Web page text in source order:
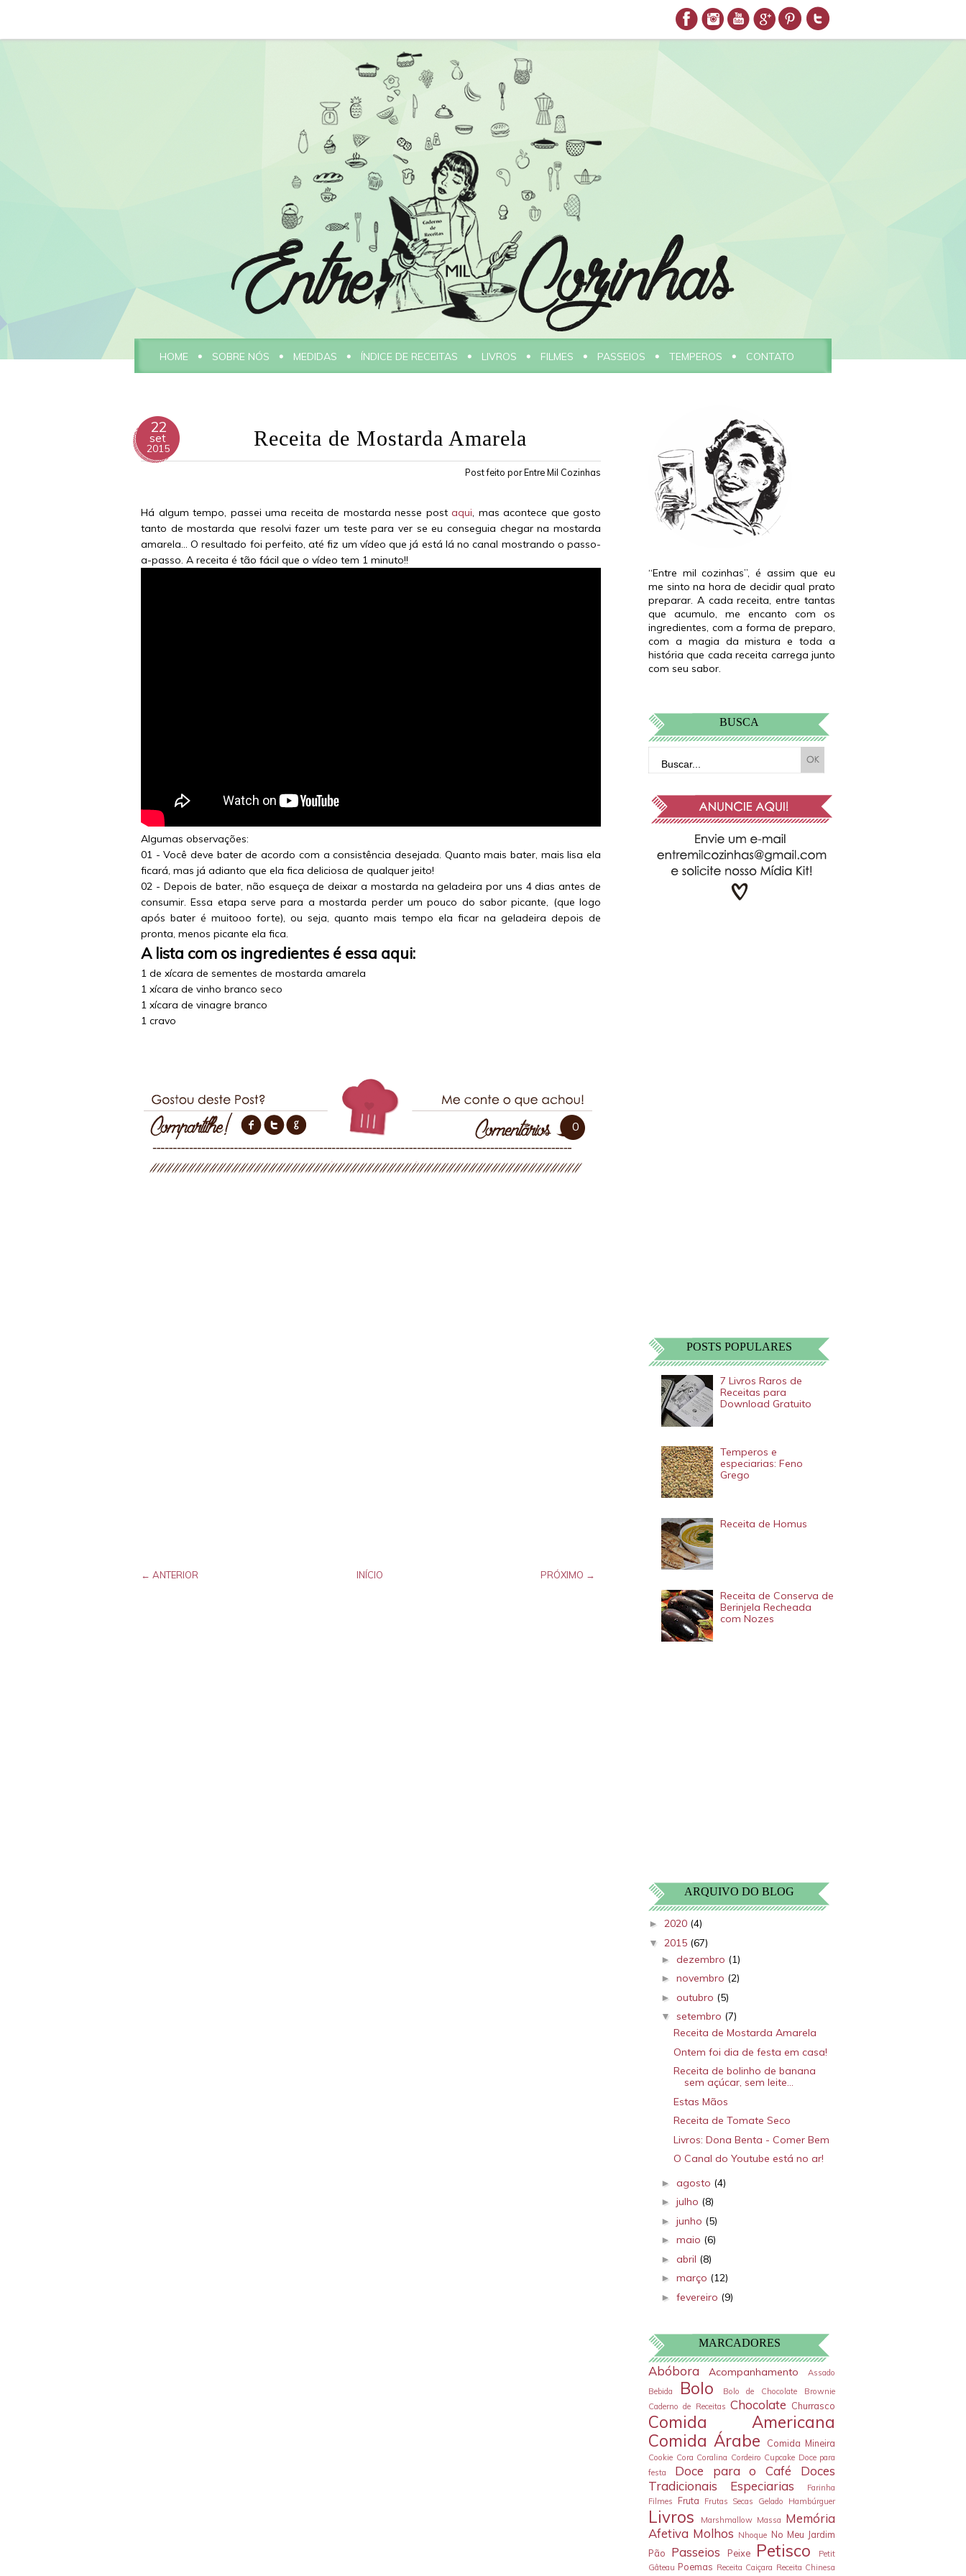
HOME SOBRE NÓS MEDIDAS ÍNDICE DE RECEITAS LIVROS FILMES PASSEIOS TEMPEROS CONTATO
22
set
2015 Receita de Mostarda Amarela
Post feito porEntre Mil Cozinhas
Há algum tempo, passei uma receita de mostarda nesse post aqui, mas acontece que gosto
tanto de mostarda que resolvi fazer um teste para ver se eu conseguia chegar na mostarda
amarela... O resultado foi perfeito, até fiz um vídeo que já está lá no canal mostrando o passo-
a-passo. A receita é tão fácil que o vídeo tem 1 minuto!!
Algumas observações:
01 - Você deve bater de acordo com a consistência desejada. Quanto mais bater, mais lisa ela
ficará, mas já adianto que ela fica deliciosa de qualquer jeito!
02 - Depois de bater, não esqueça de deixar a mostarda na geladeira por uns 4 dias antes de
consumir. Essa etapa serve para a mostarda perder um pouco do sabor picante, (que logo
após bater é muitooo forte), ou seja, quanto mais tempo ela ficar na geladeira depois de
pronta, menos picante ela fica.
A lista com os ingredientes é essa aqui:
1 de xícara de sementes de mostarda amarela
1 xícara de vinho branco seco
1 xícara de vinagre branco
1 cravo
0
← ANTERIOR PRÓXIMO →
INÍCIO
“Entre mil cozinhas”, é assim que eu
me sinto na hora de decidir qual prato
preparar. A cada receita, entre tantas
que acumulo, me encanto com os
ingredientes, com a forma de preparo,
com a magia da mistura e toda a
história que cada receita carrega junto
com seu sabor.
BUSCA
POSTS POPULARES
7 Livros Raros de
Receitas para
Download Gratuito
Temperos e
especiarias: Feno
Grego
Receita de Homus
Receita de Conserva de
Berinjela Recheada
com Nozes
ARQUIVO DO BLOG
► 2020 (4)
▼ 2015 (67)
► dezembro (1)
► novembro (2)
► outubro (5)
▼ setembro (7)
Receita de Mostarda Amarela
Ontem foi dia de festa em casa!
Receita de bolinho de banana
sem açúcar, sem leite...
Estas Mãos
Receita de Tomate Seco
Livros: Dona Benta - Comer Bem
O Canal do Youtube está no ar!
► agosto (4)
► julho (8)
► junho (5)
► maio (6)
► abril (8)
► março (12)
► fevereiro (9)
MARCADORES
Abóbora Acompanhamento
Assado
Bebida
Bolo Bolo de Chocolate
Brownie
Caderno de Receitas Chocolate Churrasco
Comida Americana
Comida Árabe
Comida Mineira
Cookie Cora Coralina Cordeiro Cupcake Doce para
festa
Doce para o Café
Doces
Tradicionais
Especiarias
Farinha
Filmes
Fruta Frutas Secas Gelado Hambúrguer
Livros Marshmallow Massa Memória
Afetiva Molhos Nhoque No Meu Jardim
Pão
Passeios Peixe Petisco
Petit
Gâteau Poemas Receita Caiçara Receita Chinesa